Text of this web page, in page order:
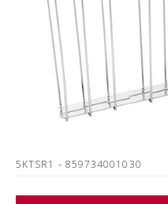
5KTSR1 - 859734001030